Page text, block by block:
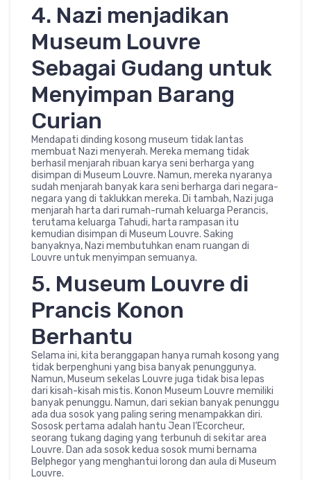
4. Nazi menjadikan
Museum Louvre
Sebagai Gudang untuk
Menyimpan Barang
Curian
Mendapati dinding kosong museum tidak lantas
membuat Nazi menyerah. Mereka memang tidak
berhasil menjarah ribuan karya seni berharga yang
disimpan di Museum Louvre. Namun, mereka nyaranya
sudah menjarah banyak kara seni berharga dari negara-
negara yang di taklukkan mereka. Di tambah, Nazi juga
menjarah harta dari rumah-rumah keluarga Perancis,
terutama keluarga Tahudi, harta rampasan itu
kemudian disimpan di Museum Louvre. Saking
banyaknya, Nazi membutuhkan enam ruangan di
Louvre untuk menyimpan semuanya.
5. Museum Louvre di
Prancis Konon
Berhantu
Selama ini, kita beranggapan hanya rumah kosong yang
tidak berpenghuni yang bisa banyak penunggunya.
Namun, Museum sekelas Louvre juga tidak bisa lepas
dari kisah-kisah mistis. Konon Museum Louvre memiliki
banyak penunggu. Namun, dari sekian banyak penunggu
ada dua sosok yang paling sering menampakkan diri.
Sososk pertama adalah hantu Jean l’Ecorcheur,
seorang tukang daging yang terbunuh di sekitar area
Louvre. Dan ada sosok kedua sosok mumi bernama
Belphegor yang menghantui lorong dan aula di Museum
Louvre.